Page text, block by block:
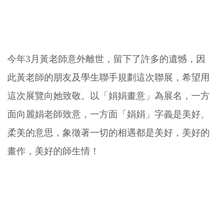
今年3月黃老師意外離世，留下了許多的遺憾，因
此黃老師的朋友及學生聯手規劃這次聯展，希望用
這次展覽向她致敬。以「娟娟畫意」為展名，一方
面向麗娟老師致意，一方面「娟娟」字義是美好、
柔美的意思，象徵著一切的相遇都是美好，美好的
畫作，美好的師生情！